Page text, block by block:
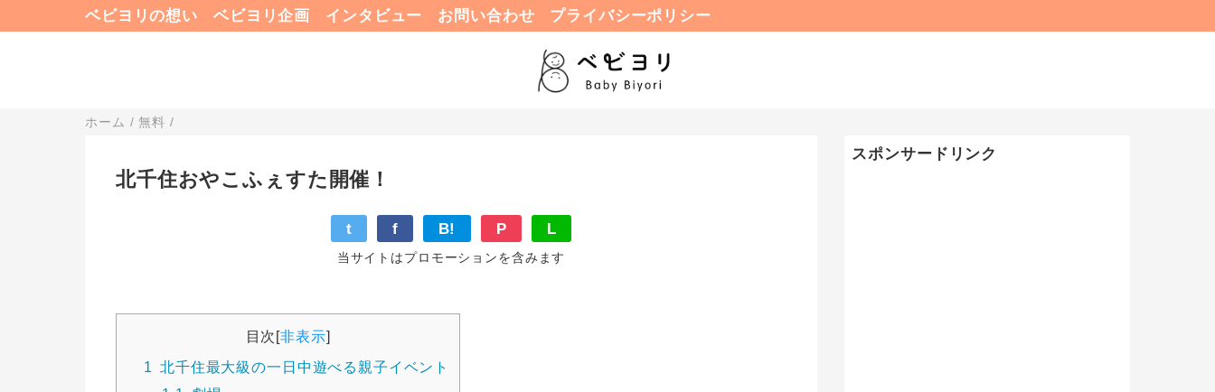
ベビヨリの想い ベビヨリ企画 インタビュー お問い合わせ プライバシーポリシー
ホーム /無料 /
北千住おやこふぇすた開催！
t f B! P L
当サイトはプロモーションを含みます
目次[非表示]
1 北千住最大級の一日中遊べる親子イベント
スポンサードリンク